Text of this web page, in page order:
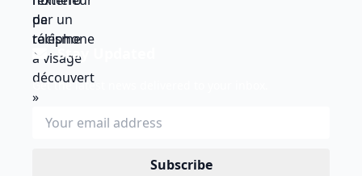
Stay Updated
Get the latest news delivered to your inbox.
Subscribe